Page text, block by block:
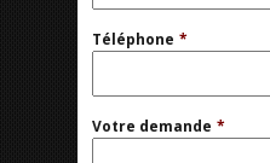
Téléphone *
Votre demande *